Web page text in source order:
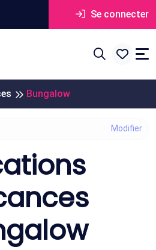
Se connecter
Bungalow